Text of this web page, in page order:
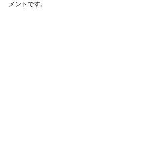
メントです。